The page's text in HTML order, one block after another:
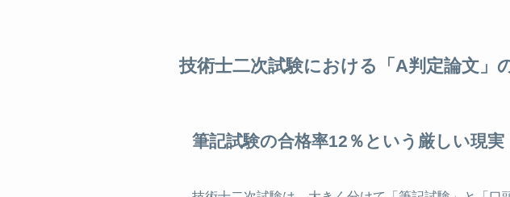
技術士二次試験における「A判定論文」
筆記試験の合格率12％という厳しい現実